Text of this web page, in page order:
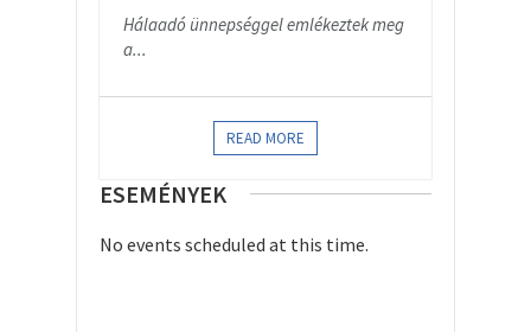
Hálaadó ünnepséggel emlékeztek meg
a...
READ MORE
ESEMÉNYEK
No events scheduled at this time.